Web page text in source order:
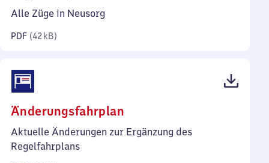
42
Alle Züge in Neusorg
PDF (42 kB)
Änderungsfahrplan
67
Aktuelle Änderungen zur Ergänzung des
Regelfahrplans